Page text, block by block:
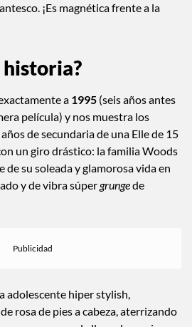
¡Es magnética frente a la
historia?
a 1995 (seis años antes
película) y nos muestra los
de secundaria de una Elle de 15
un giro drástico: la familia Woods
de su soleada y glamorosa vida en
y de vibra súpergrungede
adolescente hiper stylish,
rosa de pies a cabeza, aterrizando